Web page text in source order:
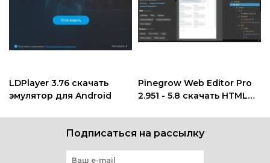
LDPlayer 3.76 скачать
эмулятор для Android
Pinegrow Web Editor Pro
2.951 - 5.8 скачать HTML
Подписаться на рассылку